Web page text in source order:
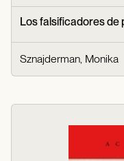
Los falsificadores de
Sznajderman, Monika